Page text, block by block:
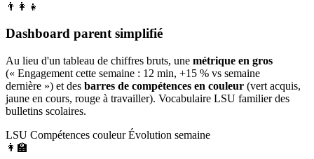
👨‍👩‍👧
Dashboard parent simplifié
Au lieu d'un tableau de chiffres bruts, une métrique en gros
(« Engagement cette semaine : 12 min, +15 % vs semaine
dernière ») et des barres de compétences en couleur (vert acquis,
jaune en cours, rouge à travailler). Vocabulaire LSU familier des
bulletins scolaires.
LSU Compétences couleur Évolution semaine
👩‍🏫